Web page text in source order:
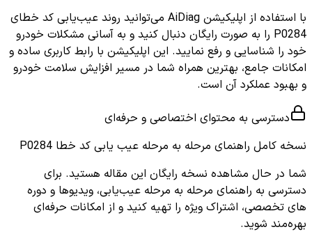
با استفاده از اپلیکیشن AiDiag می‌توانید روند عیب‌یابی کد خطای
P0284 را به صورت رایگان دنبال کنید و به آسانی مشکلات خودرو
خود را شناسایی و رفع نمایید. این اپلیکیشن با رابط کاربری ساده و
امکانات جامع، بهترین همراه شما در مسیر افزایش سلامت خودرو
و بهبود عملکرد آن است.
دسترسی به محتوای اختصاصی و حرفه‌ای
نسخه کامل راهنمای مرحله به مرحله عیب یابی کد خطا P0284
شما در حال مشاهده نسخه رایگان این مقاله هستید. برای
دسترسی به راهنمای مرحله به مرحله عیب‌یابی، ویدیوها و دوره
های تخصصی، اشتراک ویژه را تهیه کنید و از امکانات حرفه‌ای
بهره‌مند شوید.